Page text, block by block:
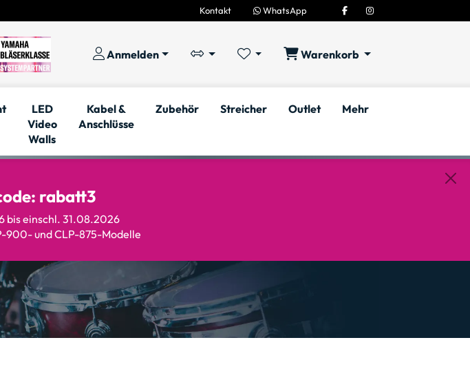
Kontakt WhatsApp
Anmelden Warenkorb
LED
Video
Walls
Kabel &
Anschlüsse
Zubehör Streicher Outlet Mehr
rabatt3
bis einschl. 31.08.2026
900- und CLP-875-Modelle